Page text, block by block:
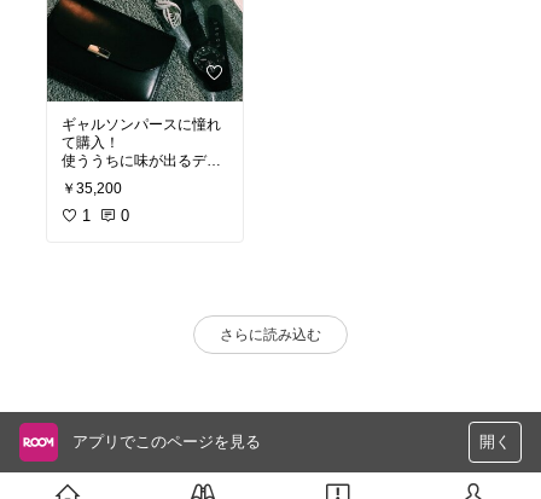
ギャルソンパースに憧れ
て購入！
使ううちに味が出るデザ
インです！
￥35,200
1 0
さらに読み込む
アプリでこのページを見る 開く